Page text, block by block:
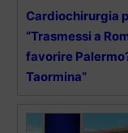
Cardiochirurgia
“Trasmessi a
favorire
Taormina”